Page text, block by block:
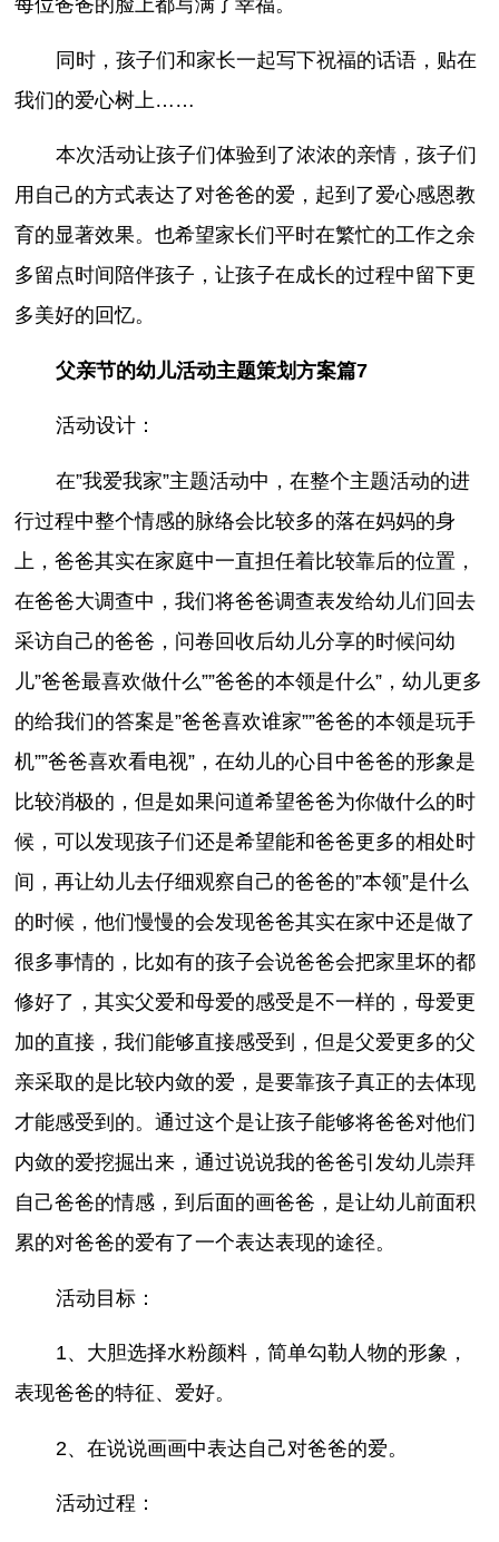
同时，孩子们和家长一起写下祝福的话语，贴在
我们的爱心树上……
本次活动让孩子们体验到了浓浓的亲情，孩子们
用自己的方式表达了对爸爸的爱，起到了爱心感恩教
育的显著效果。也希望家长们平时在繁忙的工作之余
多留点时间陪伴孩子，让孩子在成长的过程中留下更
多美好的回忆。
父亲节的幼儿活动主题策划方案篇7
活动设计：
在”我爱我家”主题活动中，在整个主题活动的进
行过程中整个情感的脉络会比较多的落在妈妈的身
上，爸爸其实在家庭中一直担任着比较靠后的位置，
在爸爸大调查中，我们将爸爸调查表发给幼儿们回去
采访自己的爸爸，问卷回收后幼儿分享的时候问幼
儿”爸爸最喜欢做什么””爸爸的本领是什么”，幼儿更多
的给我们的答案是”爸爸喜欢谁家””爸爸的本领是玩手
机””爸爸喜欢看电视”，在幼儿的心目中爸爸的形象是
比较消极的，但是如果问道希望爸爸为你做什么的时
候，可以发现孩子们还是希望能和爸爸更多的相处时
间，再让幼儿去仔细观察自己的爸爸的”本领”是什么
的时候，他们慢慢的会发现爸爸其实在家中还是做了
很多事情的，比如有的孩子会说爸爸会把家里坏的都
修好了，其实父爱和母爱的感受是不一样的，母爱更
加的直接，我们能够直接感受到，但是父爱更多的父
亲采取的是比较内敛的爱，是要靠孩子真正的去体现
才能感受到的。通过这个是让孩子能够将爸爸对他们
内敛的爱挖掘出来，通过说说我的爸爸引发幼儿崇拜
自己爸爸的情感，到后面的画爸爸，是让幼儿前面积
累的对爸爸的爱有了一个表达表现的途径。
活动目标：
1、大胆选择水粉颜料，简单勾勒人物的形象，
表现爸爸的特征、爱好。
2、在说说画画中表达自己对爸爸的爱。
活动过程：